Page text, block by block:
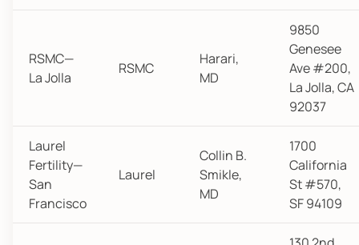
RSMC—
La Jolla
RSMC
Harari,
MD
9850
Genesee
Ave #200,
La Jolla, CA
92037
Laurel
Fertility—
San
Francisco
Laurel
Collin B.
Smikle,
MD
1700
California
St #570,
SF 94109